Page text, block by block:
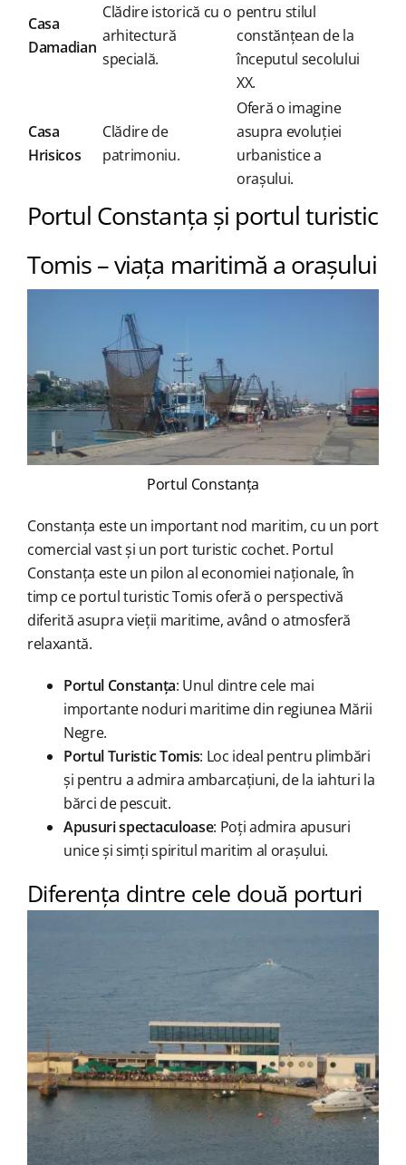
Casa
Damadian
Clădire istorică cu o
arhitectură
specială.
pentru stilul
constănțean de la
începutul secolului
XX.
Casa
Hrisicos
Clădire de
patrimoniu.
Oferă o imagine
asupra evoluției
urbanistice a
orașului.
Portul Constanța și portul turistic
Tomis – viața maritimă a orașului
Portul Constanța
Constanța este un important nod maritim, cu un port
comercial vast și un port turistic cochet. Portul
Constanța este un pilon al economiei naționale, în
timp ce portul turistic Tomis oferă o perspectivă
diferită asupra vieții maritime, având o atmosferă
relaxantă.
Portul Constanța: Unul dintre cele mai
importante noduri maritime din regiunea Mării
Negre.
Portul Turistic Tomis: Loc ideal pentru plimbări
și pentru a admira ambarcațiuni, de la iahturi la
bărci de pescuit.
Apusuri spectaculoase: Poți admira apusuri
unice și simți spiritul maritim al orașului.
Diferența dintre cele două porturi